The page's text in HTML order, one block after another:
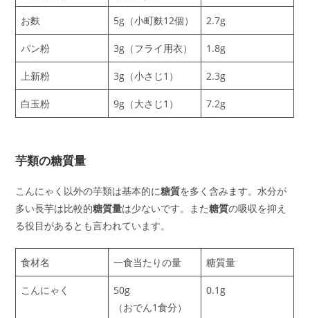
お麩 5g（小町麩12個） 2.7g
パン粉 3g（フライ用衣） 1.8g
上新粉 3g（小さじ1） 2.3g
白玉粉 9g（大さじ1） 7.2g
芋類の糖質量
こんにゃく以外の芋類は基本的に糖質を多く含みます。水分が
多い長芋は比較的糖質量は少ないです。また糖質の吸収を抑え
る役目があるとも言われています。
食材名 一食当たりの量 糖質量
こんにゃく
50g
（おでん1食分）
0.1g